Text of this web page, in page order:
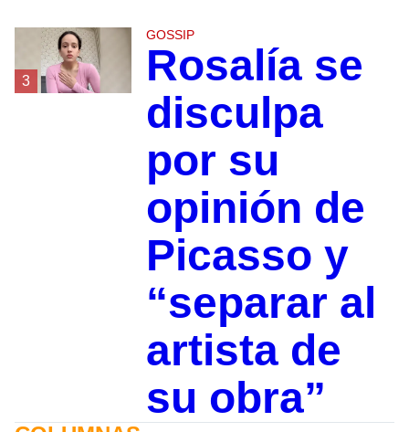
3
GOSSIP
Rosalía se
disculpa
por su
opinión de
Picasso y
“separar al
artista de
su obra”